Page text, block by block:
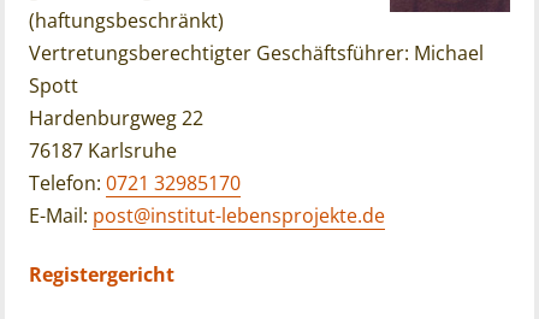
(haftungsbeschränkt)
Vertretungsberechtigter Geschäftsführer: Michael
Spott
Hardenburgweg 22
76187 Karlsruhe
Telefon: 0721 32985170
E-Mail: post@institut-lebensprojekte.de
Registergericht